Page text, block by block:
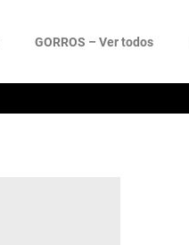
GORROS – Ver todos